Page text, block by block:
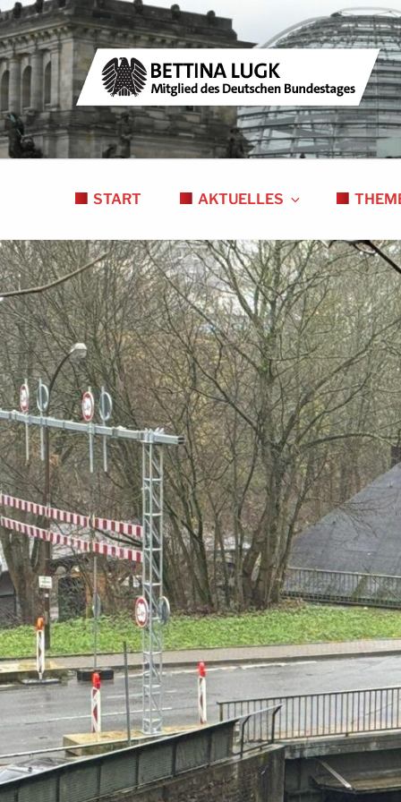
Zum
Inhalt
springen
BETTINA LUGK
MITGLIED DES DEUTSCHEN
START AKTUELLES